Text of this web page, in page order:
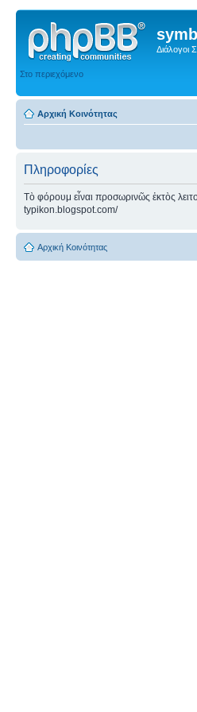
Διάλογοι
Στο περιεχόμενο
Αρχική Κοινότητας
Πληροφορίες
Τὸ φόρουμ εἶναι προσωρινῶς ἐκτὸς
typikon.blogspot.com/
Αρχική Κοινότητας